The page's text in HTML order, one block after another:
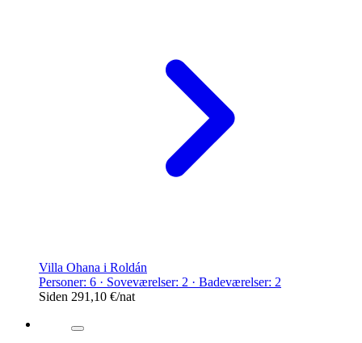
Villa Ohana i Roldán
Personer: 6 · Soveværelser: 2 · Badeværelser: 2
Siden 291,10 €/nat